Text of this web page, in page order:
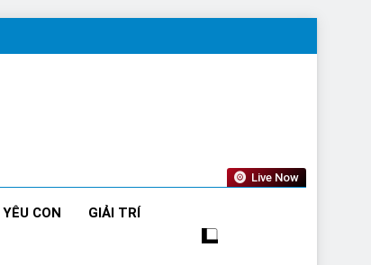
Live Now
YÊU CON GIẢI TRÍ